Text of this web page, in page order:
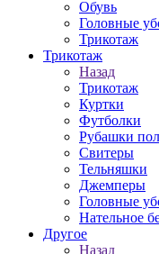
Обувь
Головные
Трикотаж
Трикотаж
Назад
Трикотаж
Куртки
Футболки
Рубашки
Свитеры
Тельняшки
Джемперы
Головные
Нательное
Другое
Назад